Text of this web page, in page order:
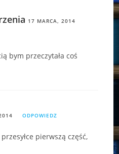
17 MARCA, 2014
bym przeczytała coś
ODPOWIEDZ
pierwszą część,